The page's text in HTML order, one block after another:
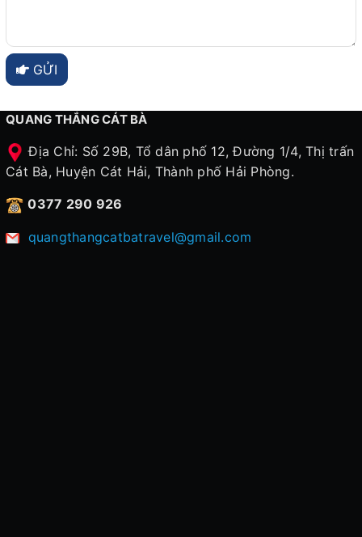
GỬI
QUANG THẮNG CÁT BÀ
Địa Chỉ: Số 29B, Tổ dân phố 12, Đường 1/4, Thị trấn
Cát Bà, Huyện Cát Hải, Thành phố Hải Phòng.
0377 290 926
quangthangcatbatravel@gmail.com